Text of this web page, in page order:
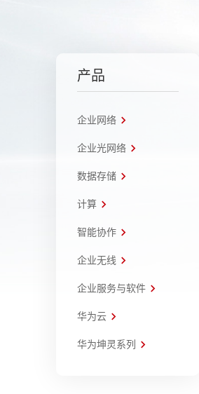
产品
企业网络
企业光网络
数据存储
计算
智能协作
企业无线
企业服务与软件
华为云
华为坤灵系列